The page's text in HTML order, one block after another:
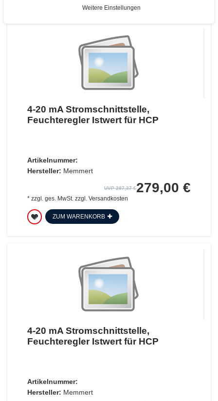
4-20 mA Stromschnittstelle,
Feuchteregler Istwert für HCP
Artikelnummer:
Hersteller: Memmert
UVP 287,37 €279,00 €
* zzgl. ges. MwSt. zzgl. Versandkosten
ZUM WARENKORB
4-20 mA Stromschnittstelle,
Feuchteregler Istwert für HCP
Artikelnummer:
Hersteller: Memmert
Weitere Einstellungen